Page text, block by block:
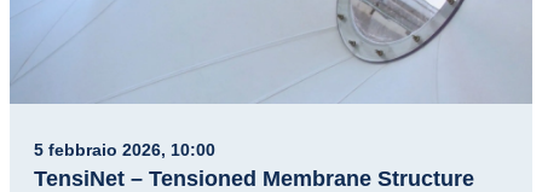
5 febbraio 2026, 10:00
TensiNet – Tensioned Membrane Structure